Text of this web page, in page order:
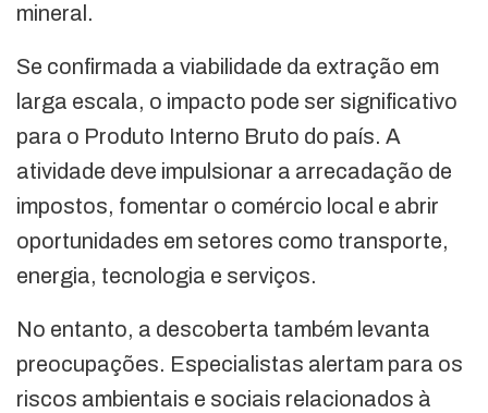
mineral.
Se confirmada a viabilidade da extração em
larga escala, o impacto pode ser significativo
para o Produto Interno Bruto do país. A
atividade deve impulsionar a arrecadação de
impostos, fomentar o comércio local e abrir
oportunidades em setores como transporte,
energia, tecnologia e serviços.
No entanto, a descoberta também levanta
preocupações. Especialistas alertam para os
riscos ambientais e sociais relacionados à